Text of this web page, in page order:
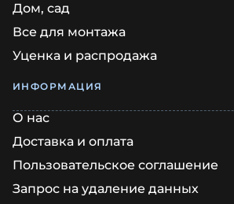
Дом, сад
Все для монтажа
Уценка и распродажа
ИНФОРМАЦИЯ
О нас
Доставка и оплата
Пользовательское соглашение
Запрос на удаление данных